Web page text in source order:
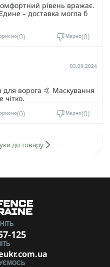
рівень вражає.
– доставка могла б
0 Марно 0
03.09.2024
ворога 🤙 Маскування
чітко.
0 Марно 0
до товару
125